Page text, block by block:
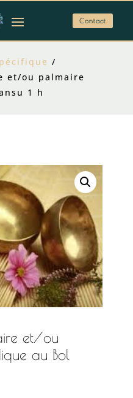
Contact
/
et/ou palmaire
1 h
et/ou
au Bol